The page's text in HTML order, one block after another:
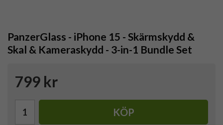
PanzerGlass - iPhone 15 - Skärmskydd &
Skal & Kameraskydd - 3-in-1 Bundle Set
799 kr
KÖP